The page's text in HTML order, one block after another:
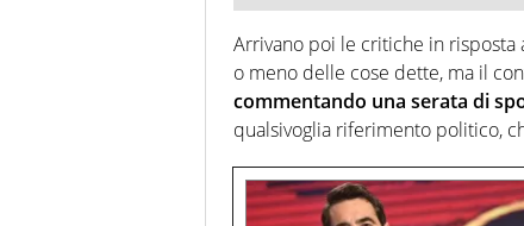
Arrivano poi le critiche in
o meno delle cose dette, ma il
commentando una serata di
qualsivoglia riferimento politico,